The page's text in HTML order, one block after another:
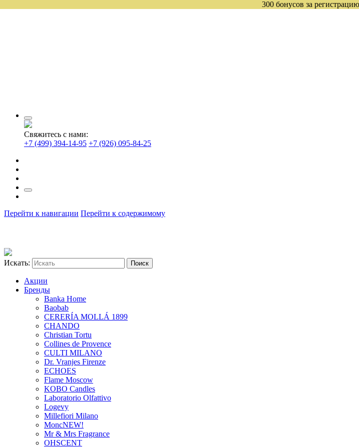
Свяжитесь с нами:
+7 (499) 394-14-95 +7 (926) 095-84-25
Перейти к навигации Перейти к содержимому
Искать:
Акции
Бренды
Banka Home
Baobab
CERERÍA MOLLÁ 1899
CHANDO
Christian Tortu
Collines de Provence
CULTI MILANO
Dr. Vranjes Firenze
ECHOES
Flame Moscow
KOBO Candles
Laboratorio Olfattivo
Logevy
Millefiori Milano
MoncNEW!
Mr & Mrs Fragrance
OHSCENT
300 бонусов за